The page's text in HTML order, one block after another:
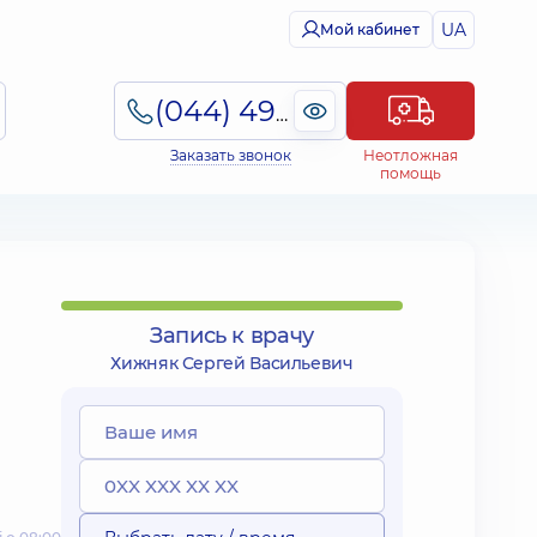
Мой кабинет UA
(044) 495-2-888
Заказать звонок
Неотложная
помощь
Запись к врачу
Хижняк Сергей Васильевич